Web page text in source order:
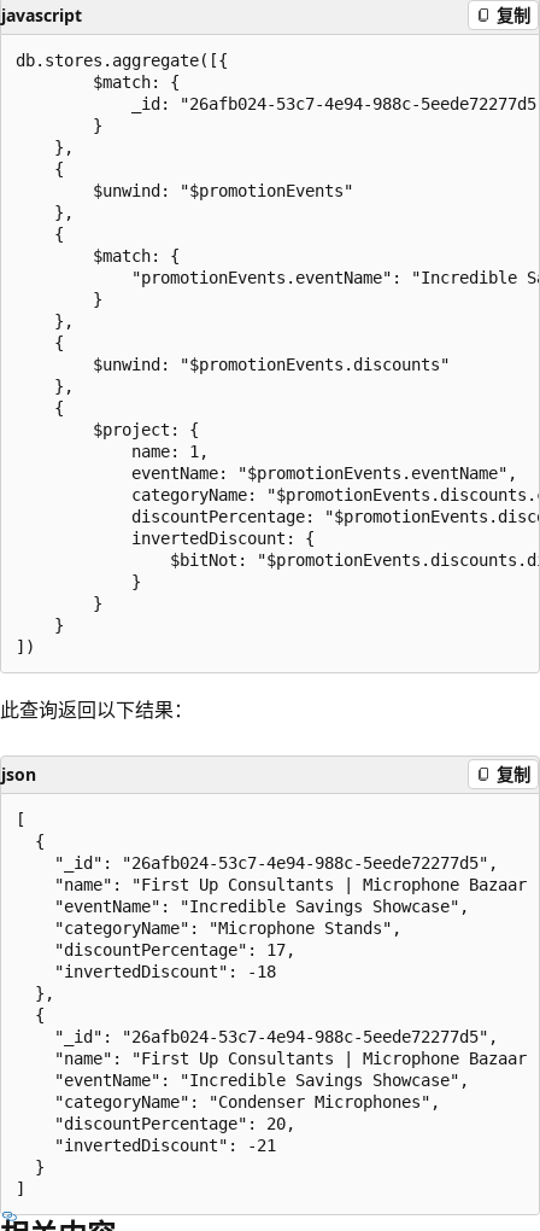
javascript 复制
db.stores.aggregate([{
        $match: {
_id: "26afb024-53c7-4e94-988c-
        }
    },
    {
        $unwind: "$promotionEvents"
    },
    {
        $match: {
"promotionEvents.eventName": "Incredible
        }
    },
    {
        $unwind: "$promotionEvents.discounts"
    },
    {
        $project: {
            name: 1,
            eventName: "$promotionEvents.eventName",
categoryName:
discountPercentage:
            invertedDiscount: {
$bitNot:
            }
        }
    }
此查询返回以下结果：
json 复制
[
  {
    "_id": "26afb024-53c7-4e94-988c-5eede72277d5",
"name": "First Up Consultants | Microphone Bazaar
    "eventName": "Incredible Savings Showcase",
    "categoryName": "Microphone Stands",
    "discountPercentage": 17,
    "invertedDiscount": -18
  },
  {
    "_id": "26afb024-53c7-4e94-988c-5eede72277d5",
"name": "First Up Consultants | Microphone Bazaar
    "eventName": "Incredible Savings Showcase",
    "categoryName": "Condenser Microphones",
    "discountPercentage": 20,
    "invertedDiscount": -21
  }